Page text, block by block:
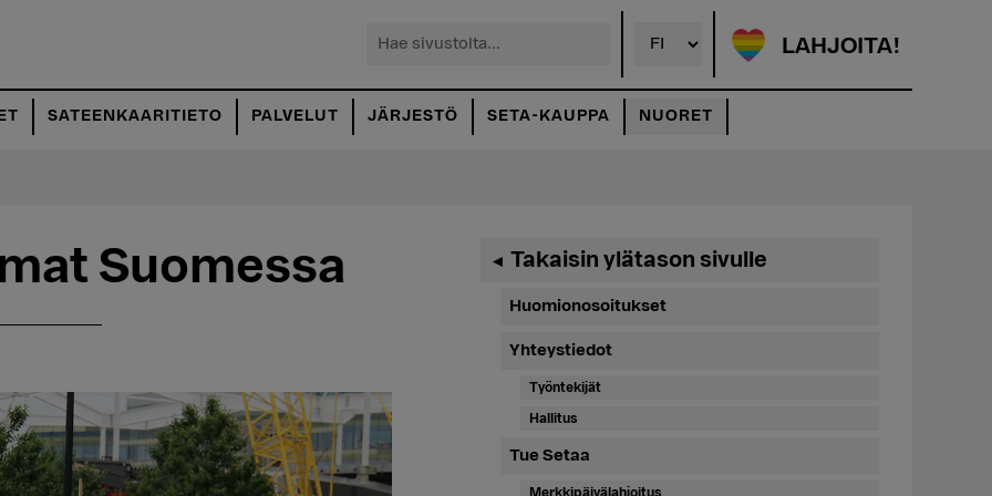
LAHJOITA!
Hae
SATEENKAARITIETO PALVELUT JÄRJESTÖ SETA-KAUPPA NUORET
Suomessa
Ensisijainen
sivupalkki
◄ Takaisin ylätason sivulle
Huomionosoitukset
Yhteystiedot
Työntekijät
Hallitus
Tue Setaa
Merkkipäivälahjoitus